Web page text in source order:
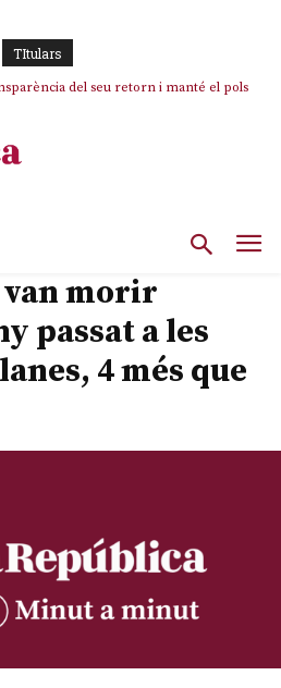
TItulars
del seu retorn i manté el pols
un “efecte crida” massiu per la seva
van morir
passat a les
4 més que